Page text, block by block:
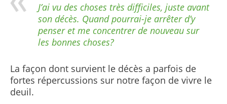
J’ai vu des choses très difficiles, juste avant
son décès. Quand pourrai-je arrêter d’y
penser et me concentrer de nouveau sur
les bonnes choses?
La façon dont survient le décès a parfois de
fortes répercussions sur notre façon de vivre le
deuil.